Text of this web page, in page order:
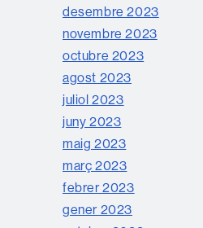
desembre 2023
novembre 2023
octubre 2023
agost 2023
juliol 2023
juny 2023
maig 2023
març 2023
febrer 2023
gener 2023